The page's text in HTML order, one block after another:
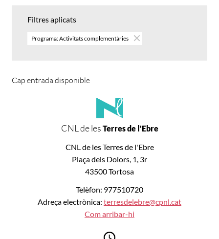
Filtres aplicats
Programa: Activitats complementàries
Cap entrada disponible
CNL de les Terres de l'Ebre
CNL de les Terres de l'Ebre
Plaça dels Dolors, 1, 3r
43500 Tortosa
Telèfon: 977510720
Adreça electrònica: terresdelebre@cpnl.cat
Com arribar-hi